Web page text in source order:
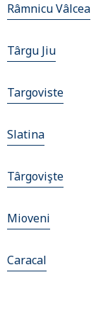
Râmnicu Vâlcea
Târgu Jiu
Targoviste
Slatina
Târgovişte
Mioveni
Caracal